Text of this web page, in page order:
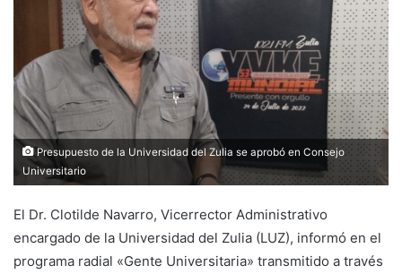
Presupuesto de la Universidad del Zulia se aprobó en Consejo
Universitario
El Dr. Clotilde Navarro, Vicerrector Administrativo
encargado de la Universidad del Zulia (LUZ), informó en el
programa radial «Gente Universitaria» transmitido a través